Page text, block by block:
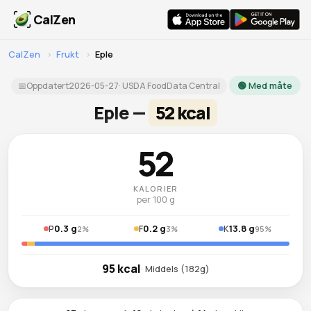
CalZen
CalZen › Frukt › Eple
📅Oppdatert2026-05-27· USDA FoodData Central 🟢 Med måte
Eple — 52 kcal
52
KALORIER
per 100 g
P0.3 g2% F0.2 g3% K13.8 g95%
95 kcal· Middels (182g)